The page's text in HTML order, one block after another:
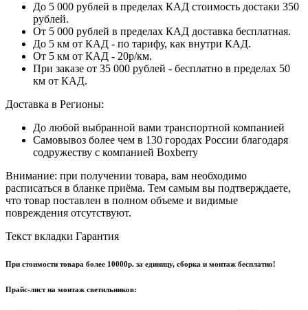
До 5 000 рублей в пределах КАД стоимость достаки 350
рублей.
От 5 000 рублей в пределах КАД доставка бесплатная.
До 5 км от КАД - по тарифу, как внутри КАД.
От 5 км от КАД - 20р/км.
При заказе от 35 000 рублей - бесплатно в пределах 50
км от КАД.
Доставка в Регионы:
До любой выбранной вами транспортной компанией
Самовывоз более чем в 130 городах России благодаря
содружеству с компанией Boxberry
Внимание: при получении товара, вам необходимо
расписаться в бланке приёма. Тем самым вы подтверждаете,
что товар поставлен в полном объеме и видимые
повреждения отсутствуют.
Текст вкладки Гарантия
При стоимости товара более 10000р. за единицу, сборка и монтаж бесплатно!
Прайс-лист на монтаж светильников: